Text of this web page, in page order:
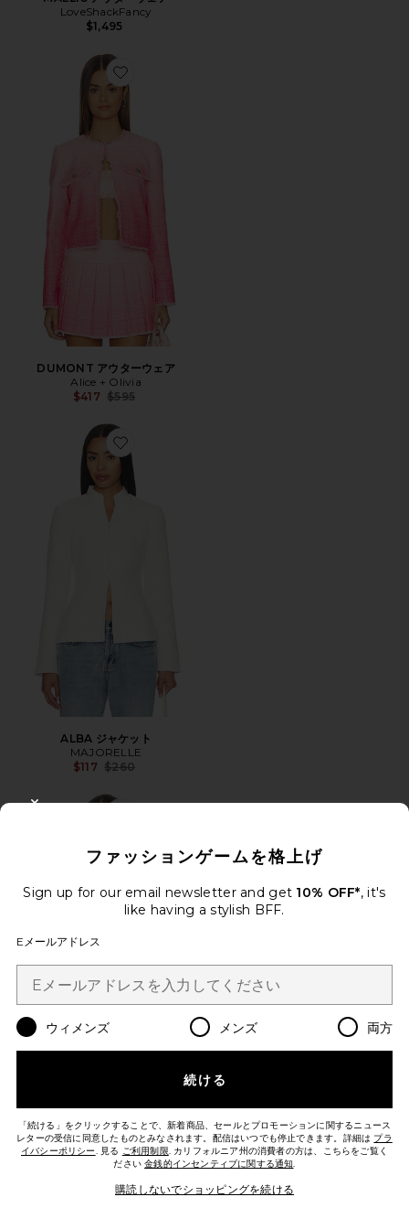
LoveShackFancy
$1,495
Favorite DUMONT アウターウェア
DUMONT アウターウェア
Alice + Olivia
$417 Previous price:
$595
Favorite ALBA ジャケット
ALBA ジャケット
MAJORELLE
$117 Previous price:
$260
WE THE FREE STAR POWER
SOUVENIR ジャケット
Free People
$254 Previous price:
$298
ファッションゲームを格上げ
Sign up for our email newsletter and get 10% OFF*, it's
like having a stylish BFF.
Eメールアドレス
ウィメンズ メンズ 両方
続ける
「続ける」をクリックすることで、新着商品、セールとプロモーションに関するニュース
レターの受信に同意したものとみなされます。配信はいつでも停止できます。詳細は プラ
イバシーポリシー. 見る ご利用制限. カリフォルニア州の消費者の方は、こちらをご覧く
ださい金銭的インセンティブに関する通知.
購読しないでショッピングを続ける